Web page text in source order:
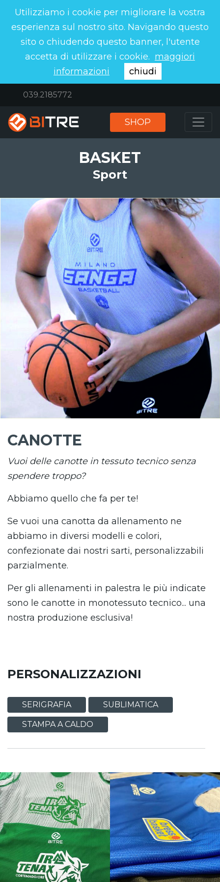
Utilizziamo i cookie per migliorare la vostra
esperienza sul nostro sito. Navigando questo
sito o chiudendo questo banner, l'utente
accetta di utilizzare i cookie. maggiori
informazioni
chiudi
039.2185772
SHOP
BASKET
Sport
CANOTTE
Vuoi delle canotte in tessuto tecnico senza
spendere troppo?
Abbiamo quello che fa per te!
Se vuoi una canotta da allenamento ne
abbiamo in diversi modelli e colori,
confezionate dai nostri sarti, personalizzabili
parzialmente.
Per gli allenamenti in palestra le più indicate
sono le canotte in monotessuto tecnico... una
nostra produzione esclusiva!
PERSONALIZZAZIONI
SERIGRAFIA SUBLIMATICA
STAMPA A CALDO